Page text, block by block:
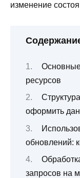
изменение
ресурсов
оформить
обновлений:
запросов на